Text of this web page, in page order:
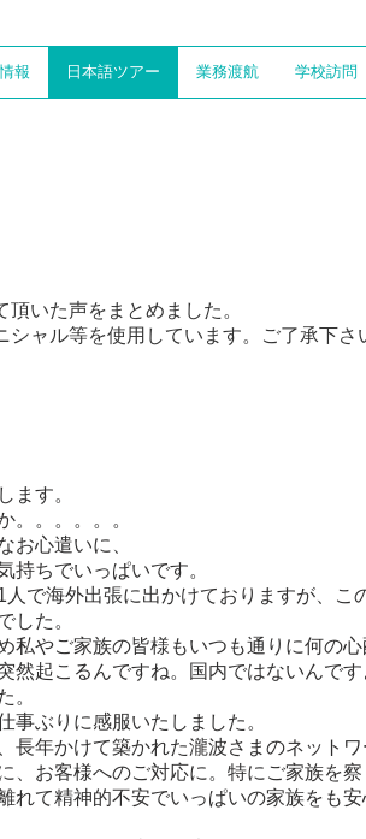
報 日本語ツアー 業務渡航 学校訪問
いた声をまとめました。
ャル等を使用しています。ご了承下さ
ます。
。。。。。。
お心遣いに、
持ちでいっぱいです。
で海外出張に出かけておりますが、こ
した。
私やご家族の皆様もいつも通りに何の
然起こるんですね。国内ではないんで
。
事ぶりに感服いたしました。
長年かけて築かれた瀧波さまのネット
、お客様へのご対応に。特にご家族を
れて精神的不安でいっぱいの家族をも